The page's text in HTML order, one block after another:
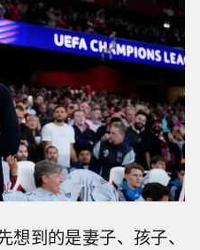
想到的是妻子、孩子、